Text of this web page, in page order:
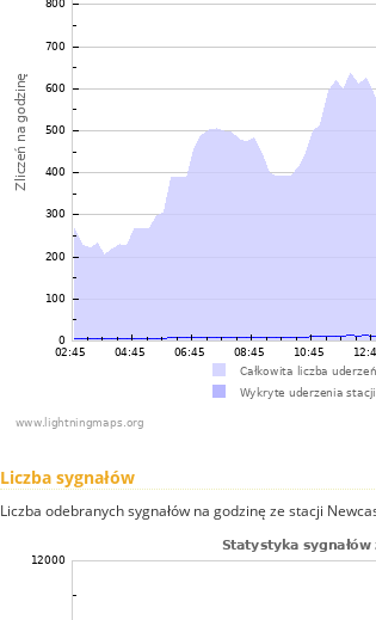
Liczba sygnałów
Liczba odebranych sygnałów na godzinę ze stacji